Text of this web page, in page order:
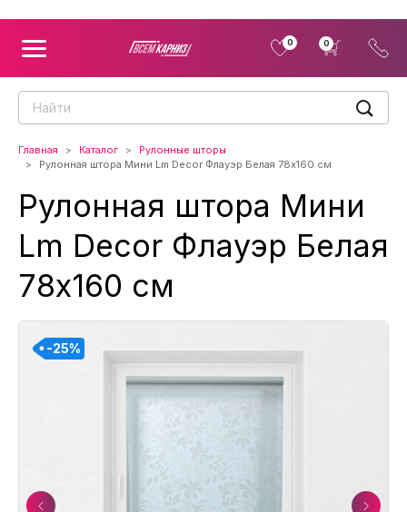
0 0
Главная Каталог
Рулонные шторы
Рулонная штора Мини Lm Decor Флауэр Белая 78x160 см
Рулонная штора Мини
Lm Decor Флауэр Белая
78x160 см
-25%
-25%
-25%
-25%
-25%
-25%
-25%
-25%
-25%
-25%
-25%